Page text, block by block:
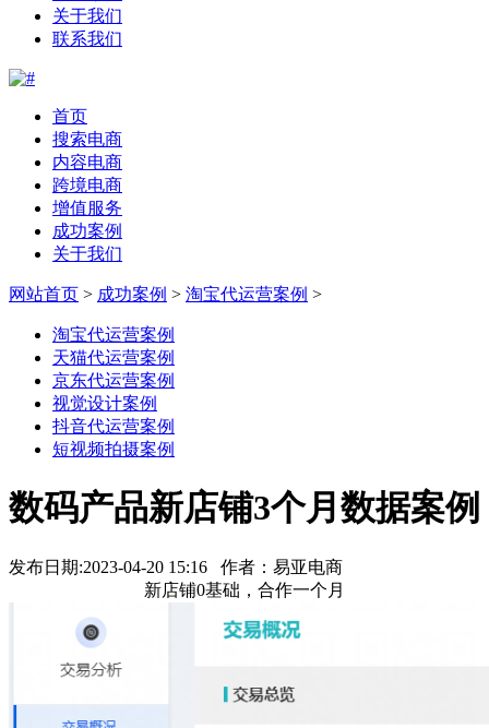
关于我们
联系我们
首页
搜索电商
内容电商
跨境电商
增值服务
成功案例
关于我们
网站首页 > 成功案例 > 淘宝代运营案例 >
淘宝代运营案例
天猫代运营案例
京东代运营案例
视觉设计案例
抖音代运营案例
短视频拍摄案例
数码产品新店铺3个月数据案例
发布日期:2023-04-20 15:16 作者：易亚电商
新店铺0基础，合作一个月